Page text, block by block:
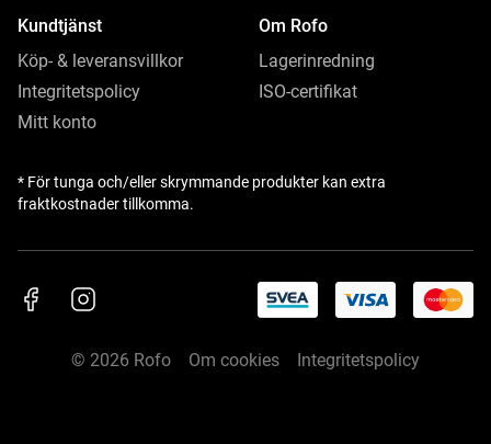
Kundtjänst
Köp- & leveransvillkor
Integritetspolicy
Mitt konto
Om Rofo
Lagerinredning
ISO-certifikat
* För tunga och/eller skrymmande produkter kan extra
fraktkostnader tillkomma.
© 2026 Rofo Om cookies Integritetspolicy